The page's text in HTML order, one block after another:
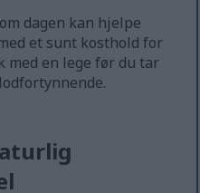
dagen kan hjelpe
et sunt kosthold for
med en lege før du tar